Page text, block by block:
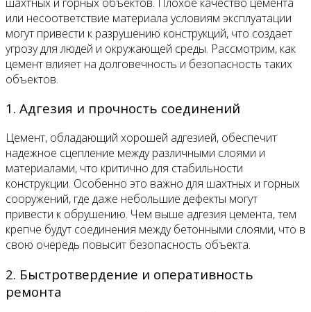
или несоответствие материала условиям эксплуатации
могут привести к разрушению конструкций, что создает
угрозу для людей и окружающей среды. Рассмотрим, как
цемент влияет на долговечность и безопасность таких
объектов.
1. Адгезия и прочность соединений
Цемент, обладающий хорошей адгезией, обеспечит
надежное сцепление между различными слоями и
материалами, что критично для стабильности
конструкции. Особенно это важно для шахтных и горных
сооружений, где даже небольшие дефекты могут
привести к обрушению. Чем выше адгезия цемента, тем
крепче будут соединения между бетонными слоями, что в
свою очередь повысит безопасность объекта.
2. Быстротвердение и оперативность
ремонта